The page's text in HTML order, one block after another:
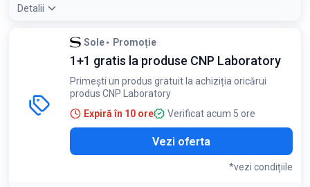
Detalii
Oferta este valabilă pentru deținătorii de carduri ISIC, ITIC
sau IYTC valide
Sole Promoție
1+1 gratis la produse CNP Laboratory
Primești un produs gratuit la achiziția oricărui
produs CNP Laboratory
Expiră în 10 ore
Verificat acum 5 ore
Vezi oferta
*vezi condițiile